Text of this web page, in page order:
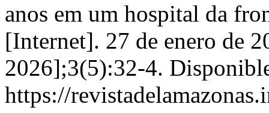
anos em um hospital da
[Internet]. 27 de enero de
2026];3(5):32-4.
https://